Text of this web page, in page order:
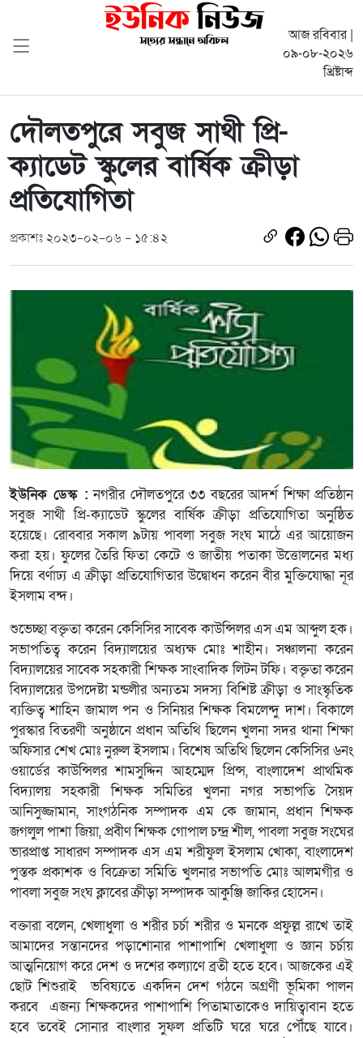
আজ রবিবার |
০৯-০৮-২০২৬
খ্রিষ্টাব্দ
দৌলতপুরে সবুজ সাথী প্রি-
ক্যাডেট স্কুলের বার্ষিক ক্রীড়া
প্রতিযোগিতা
প্রকাশঃ ২০২৩-০২-০৬ - ১৫:৪২
ইউনিক ডেস্ক : নগরীর দৌলতপুরে ৩৩ বছরের আদর্শ শিক্ষা প্রতিষ্ঠান
সবুজ সাথী প্রি-ক্যাডেট স্কুলের বার্ষিক ক্রীড়া প্রতিযোগিতা অনুষ্ঠিত
হয়েছে। রোববার সকাল ৯টায় পাবলা সবুজ সংঘ মাঠে এর আয়োজন
করা হয়। ফুলের তৈরি ফিতা কেটে ও জাতীয় পতাকা উত্তোলনের মধ্য
দিয়ে বর্ণাঢ্য এ ক্রীড়া প্রতিযোগিতার উদ্বোধন করেন বীর মুক্তিযোদ্ধা নূর
ইসলাম বন্দ।
শুভেচ্ছা বক্তৃতা করেন কেসিসির সাবেক কাউন্সিলর এস এম আব্দুল হক।
সভাপতিত্ব করেন বিদ্যালয়ের অধ্যক্ষ মোঃ শাহীন। সঞ্চালনা করেন
বিদ্যালয়ের সাবেক সহকারী শিক্ষক সাংবাদিক লিটন টফি। বক্তৃতা করেন
বিদ্যালয়ের উপদেষ্টা মন্ডলীর অন্যতম সদস্য বিশিষ্ট ক্রীড়া ও সাংস্কৃতিক
ব্যক্তিত্ব শাহিন জামাল পন ও সিনিয়র শিক্ষক বিমলেন্দু দাশ। বিকালে
পুরস্কার বিতরণী অনুষ্ঠানে প্রধান অতিথি ছিলেন খুলনা সদর থানা শিক্ষা
অফিসার শেখ মোঃ নুরুল ইসলাম। বিশেষ অতিথি ছিলেন কেসিসির ৬নং
ওয়ার্ডের কাউন্সিলর শামসুদ্দিন আহম্মেদ প্রিন্স, বাংলাদেশ প্রাথমিক
বিদ্যালয় সহকারী শিক্ষক সমিতির খুলনা নগর সভাপতি সৈয়দ
আনিসুজ্জামান, সাংগঠনিক সম্পাদক এম কে জামান, প্রধান শিক্ষক
জগলুল পাশা জিয়া, প্রবীণ শিক্ষক গোপাল চন্দ্র শীল, পাবলা সবুজ সংঘের
ভারপ্রাপ্ত সাধারণ সম্পাদক এস এম শরীফুল ইসলাম খোকা, বাংলাদেশ
পুস্তক প্রকাশক ও বিক্রেতা সমিতি খুলনার সভাপতি মোঃ আলমগীর ও
পাবলা সবুজ সংঘ ক্লাবের ক্রীড়া সম্পাদক আকুঞ্জি জাকির হোসেন।
বক্তারা বলেন, খেলাধুলা ও শরীর চর্চা শরীর ও মনকে প্রফুল্ল রাখে তাই
আমাদের সন্তানদের পড়াশোনার পাশাপাশি খেলাধুলা ও জ্ঞান চর্চায়
আত্মনিয়োগ করে দেশ ও দশের কল্যাণে ব্রতী হতে হবে। আজকের এই
ছোট শিশুরাই ভবিষ্যতে একদিন দেশ গঠনে অগ্রণী ভূমিকা পালন
করবে এজন্য শিক্ষকদের পাশাপাশি পিতামাতাকেও দায়িত্বাবান হতে
হবে তবেই সোনার বাংলার সুফল প্রতিটি ঘরে ঘরে পৌঁছে যাবে।